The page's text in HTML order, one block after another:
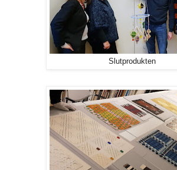
Slutprodukten